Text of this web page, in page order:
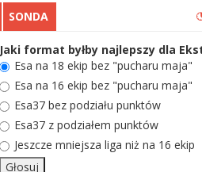
SONDA
Jaki format byłby najlepszy dla
Esa na 18 ekip bez "pucharu maja"
Esa na 16 ekip bez "pucharu maja"
Esa37 bez podziału punktów
Esa37 z podziałem punktów
Jeszcze mniejsza liga niż na 16 ekip